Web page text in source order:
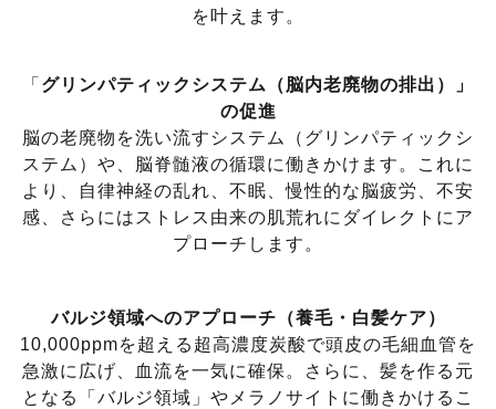
を叶えます。
​「 グリンパティックシステム（脳内老廃物の排出）」
の促進
脳の老廃物を洗い流すシステム（グリンパティックシ
ステム）や、脳脊髄液の循環に働きかけます。これに
より、自律神経の乱れ、不眠、慢性的な脳疲労、不安
感、さらにはストレス由来の肌荒れにダイレクトにア
プローチします。
バルジ領域へのアプローチ（養毛・白髪ケア）
10,000ppmを超える超高濃度炭酸で頭皮の毛細血管を
急激に広げ、血流を一気に確保。さらに、髪を作る元
となる「バルジ領域」やメラノサイトに働きかけるこ